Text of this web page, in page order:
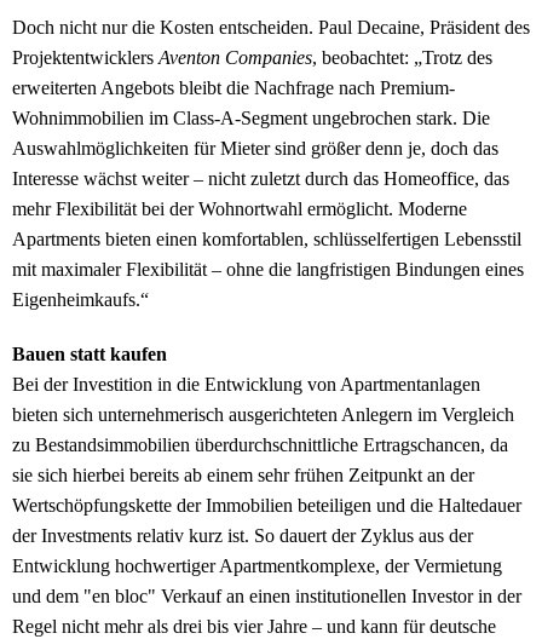
Doch nicht nur die Kosten entscheiden. Paul Decaine, Präsident des
Projektentwicklers Aventon Companies, beobachtet: „Trotz des
erweiterten Angebots bleibt die Nachfrage nach Premium-
Wohnimmobilien im Class-A-Segment ungebrochen stark. Die
Auswahlmöglichkeiten für Mieter sind größer denn je, doch das
Interesse wächst weiter – nicht zuletzt durch das Homeoffice, das
mehr Flexibilität bei der Wohnortwahl ermöglicht. Moderne
Apartments bieten einen komfortablen, schlüsselfertigen Lebensstil
mit maximaler Flexibilität – ohne die langfristigen Bindungen eines
Eigenheimkaufs.“
Bauen statt kaufen
Bei der Investition in die Entwicklung von Apartmentanlagen
bieten sich unternehmerisch ausgerichteten Anlegern im Vergleich
zu Bestandsimmobilien überdurchschnittliche Ertragschancen, da
sie sich hierbei bereits ab einem sehr frühen Zeitpunkt an der
Wertschöpfungskette der Immobilien beteiligen und die Haltedauer
der Investments relativ kurz ist. So dauert der Zyklus aus der
Entwicklung hochwertiger Apartmentkomplexe, der Vermietung
und dem "en bloc" Verkauf an einen institutionellen Investor in der
Regel nicht mehr als drei bis vier Jahre – und kann für deutsche